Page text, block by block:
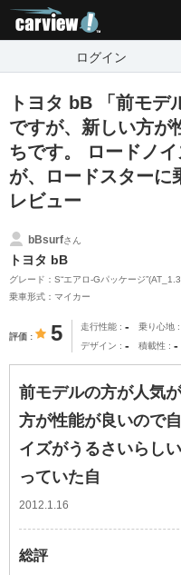
ログイン
トヨタ bB 「前モデ
ですが、新しい方が
ちです。 ロードノ
が、ロードスターに
レビュー
bBsurfさん
トヨタ bB
グレード：S“エアロ-Gパッケージ
乗車形式：マイカー
評価 5 走行性能 - 乗り心地
デザイン - 積載性 -
前モデルの方が人気
方が性能が良いので
イズがうるさいらし
っていた自
2012.1.16
総評